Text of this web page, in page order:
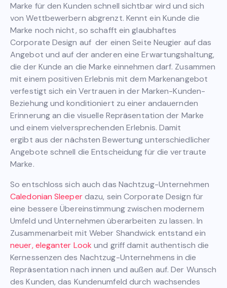
Marke für den Kunden schnell sichtbar wird und sich
von Wettbewerbern abgrenzt. Kennt ein Kunde die
Marke noch nicht, so schafft ein glaubhaftes
Corporate Design auf der einen Seite Neugier auf das
Angebot und auf der anderen eine Erwartungshaltung,
die der Kunde an die Marke einnehmen darf. Zusammen
mit einem positiven Erlebnis mit dem Markenangebot
verfestigt sich ein Vertrauen in der Marken-Kunden-
Beziehung und konditioniert zu einer andauernden
Erinnerung an die visuelle Repräsentation der Marke
und einem vielversprechenden Erlebnis. Damit
ergibt aus der nächsten Bewertung unterschiedlicher
Angebote schnell die Entscheidung für die vertraute
Marke.
So entschloss sich auch das Nachtzug-Unternehmen
Caledonian Sleeperdazu, sein Corporate Design für
eine bessere Übereinstimmung zwischen modernem
Umfeld und Unternehmen überarbeiten zu lassen. In
Zusammenarbeit mit Weber Shandwick entstand ein
neuer, eleganter Lookund griff damit authentisch die
Kernessenzen des Nachtzug-Unternehmens in die
Repräsentation nach innen und außen auf. Der Wunsch
des Kunden, das Kundenumfeld durch wachsendes